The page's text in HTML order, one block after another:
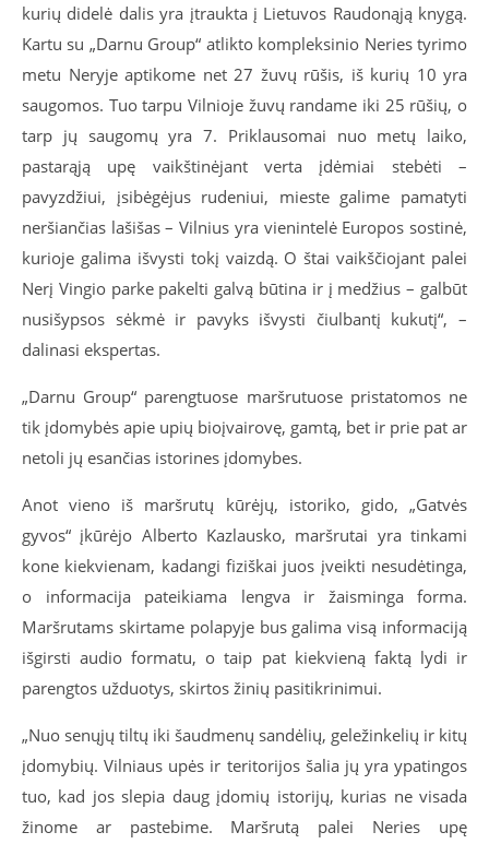
kurių didelė dalis yra įtraukta į Lietuvos Raudonąją knygą.
Kartu su „Darnu Group“ atlikto kompleksinio Neries tyrimo
metu Neryje aptikome net 27 žuvų rūšis, iš kurių 10 yra
saugomos. Tuo tarpu Vilnioje žuvų randame iki 25 rūšių, o
tarp jų saugomų yra 7. Priklausomai nuo metų laiko,
pastarąją upę vaikštinėjant verta įdėmiai stebėti –
pavyzdžiui, įsibėgėjus rudeniui, mieste galime pamatyti
neršiančias lašišas – Vilnius yra vienintelė Europos sostinė,
kurioje galima išvysti tokį vaizdą. O štai vaikščiojant palei
Nerį Vingio parke pakelti galvą būtina ir į medžius – galbūt
nusišypsos sėkmė ir pavyks išvysti čiulbantį kukutį“, –
dalinasi ekspertas.
„Darnu Group“ parengtuose maršrutuose pristatomos ne
tik įdomybės apie upių bioįvairovę, gamtą, bet ir prie pat ar
netoli jų esančias istorines įdomybes.
Anot vieno iš maršrutų kūrėjų, istoriko, gido, „Gatvės
gyvos“ įkūrėjo Alberto Kazlausko, maršrutai yra tinkami
kone kiekvienam, kadangi fiziškai juos įveikti nesudėtinga,
o informacija pateikiama lengva ir žaisminga forma.
Maršrutams skirtame polapyje bus galima visą informaciją
išgirsti audio formatu, o taip pat kiekvieną faktą lydi ir
parengtos užduotys, skirtos žinių pasitikrinimui.
„Nuo senųjų tiltų iki šaudmenų sandėlių, geležinkelių ir kitų
įdomybių. Vilniaus upės ir teritorijos šalia jų yra ypatingos
tuo, kad jos slepia daug įdomių istorijų, kurias ne visada
žinome ar pastebime. Maršrutą palei Neries upę